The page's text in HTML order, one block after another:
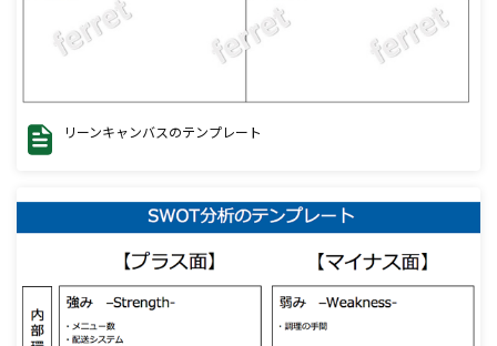
リーンキャンバスのテンプレート